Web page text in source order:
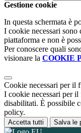
Gestione cookie
In questa schermata è
I cookie necessari
piattaforma e non è
Per conoscere quali
visionare la COOKIE
Cookie necessari per il
I cookie necessari per il
disabilitati. È possibile
policy.
Accetta tutti Salva le